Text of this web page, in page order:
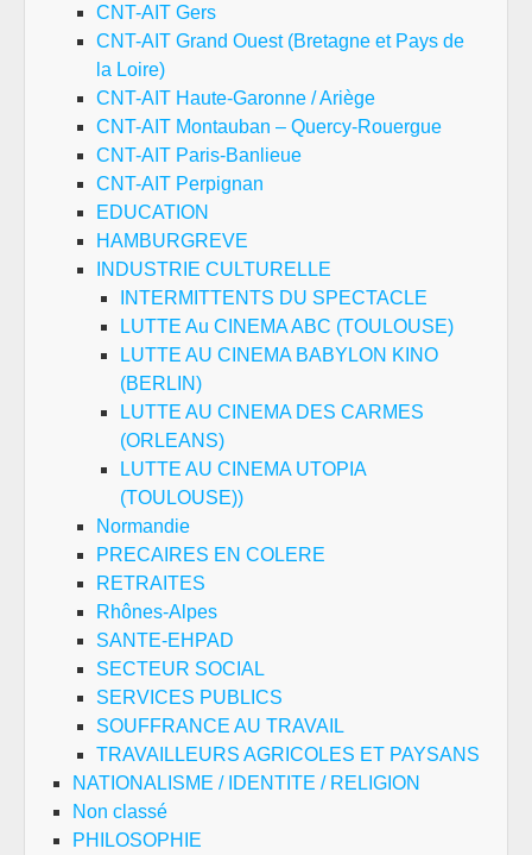
CNT-AIT Gers
CNT-AIT Grand Ouest (Bretagne et Pays de
la Loire)
CNT-AIT Haute-Garonne / Ariège
CNT-AIT Montauban – Quercy-Rouergue
CNT-AIT Paris-Banlieue
CNT-AIT Perpignan
EDUCATION
HAMBURGREVE
INDUSTRIE CULTURELLE
INTERMITTENTS DU SPECTACLE
LUTTE Au CINEMA ABC (TOULOUSE)
LUTTE AU CINEMA BABYLON KINO
(BERLIN)
LUTTE AU CINEMA DES CARMES
(ORLEANS)
LUTTE AU CINEMA UTOPIA
(TOULOUSE))
Normandie
PRECAIRES EN COLERE
RETRAITES
Rhônes-Alpes
SANTE-EHPAD
SECTEUR SOCIAL
SERVICES PUBLICS
SOUFFRANCE AU TRAVAIL
TRAVAILLEURS AGRICOLES ET PAYSANS
NATIONALISME / IDENTITE / RELIGION
Non classé
PHILOSOPHIE